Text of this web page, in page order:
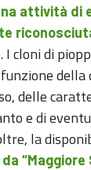
attività di
. I cloni di
delle
e di
la
“Maggiore